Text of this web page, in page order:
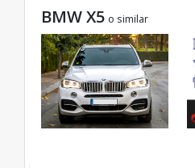
BMW X5 o similar